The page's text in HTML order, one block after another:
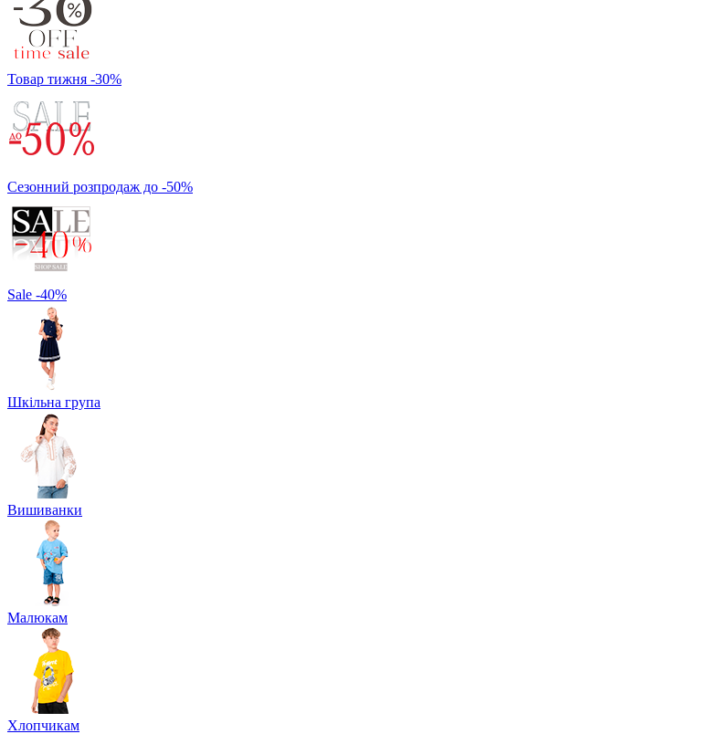
Товар тижня -30%
Сезонний розпродаж до -50%
Sale -40%
Шкільна група
Вишиванки
Малюкам
Хлопчикам